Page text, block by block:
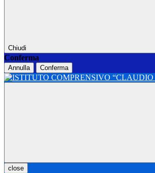
Chiudi
Conferma
Annulla Conferma
close